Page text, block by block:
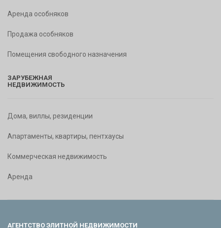
Аренда особняков
Продажа особняков
Помещения свободного назначения
ЗАРУБЕЖНАЯ
НЕДВИЖИМОСТЬ
Дома, виллы, резиденции
Апартаменты, квартиры, пентхаусы
Коммерческая недвижимость
Аренда
АГЕНТСТВО ЭЛИТНОЙ НЕДВИЖИМОСТИ